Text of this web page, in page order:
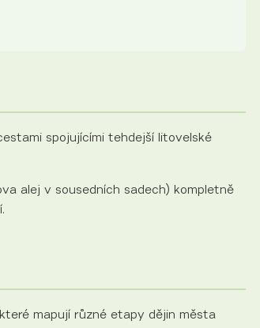
spojujícími tehdejší litovelské
alej v sousedních sadech) kompletně
mapují různé etapy dějin města